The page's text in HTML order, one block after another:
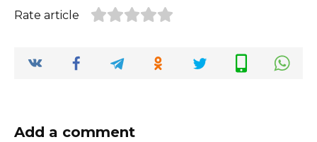
Rate article
Add a comment